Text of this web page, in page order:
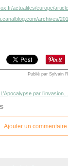
actualites/europe/
archives/
Publié par Sylvain
par l’invasion...
Ajouter un commentaire